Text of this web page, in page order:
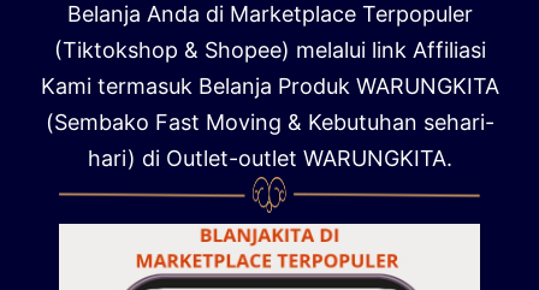
Belanja Anda di Marketplace Terpopuler
(Tiktokshop & Shopee) melalui link Affiliasi
Kami termasuk Belanja Produk WARUNGKITA
(Sembako Fast Moving & Kebutuhan sehari-
hari) di Outlet-outlet WARUNGKITA.